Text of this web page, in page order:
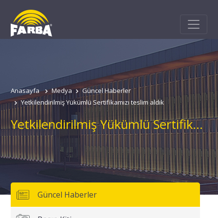
Anasayfa Medya
Güncel Haberler
Yetkilendirilmiş Yükümlü Sertifikamızı teslim aldık
Yetkilendirilmiş Yükümlü Sertifikamızı teslim aldık
Güncel Haberler
Adınız
Soyadınız